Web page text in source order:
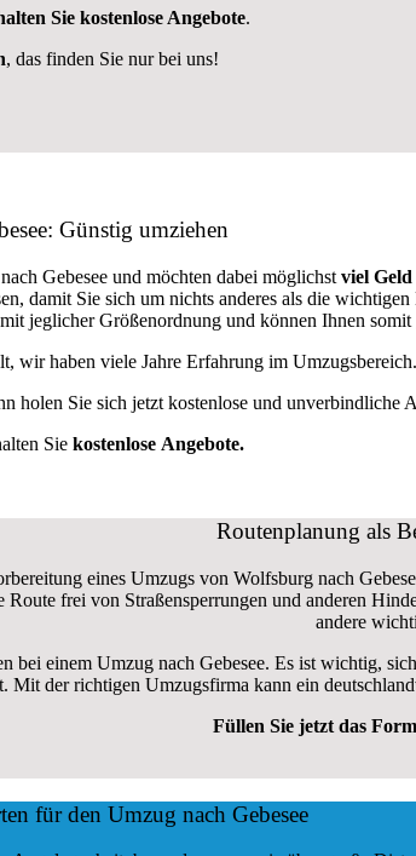
Sie kostenlose Angebote.
, das finden Sie nur bei uns!
Günstig umziehen
Gebesee und möchten dabei möglichst viel Geld
damit Sie sich um nichts anderes als die
jeglicher Größenordnung und können Ihnen
wir haben viele Jahre Erfahrung im Umzugsbereich.
holen Sie sich jetzt kostenlose und unverbindliche
Sie kostenlose Angebote.
Routenplanung als
eines Umzugs von Wolfsburg nach
Route frei von Straßensperrungen und anderen
andere
bei einem Umzug nach Gebesee. Es ist wichtig,
Mit der richtigen Umzugsfirma kann ein
Füllen Sie jetzt das
für den Umzug nach Gebesee